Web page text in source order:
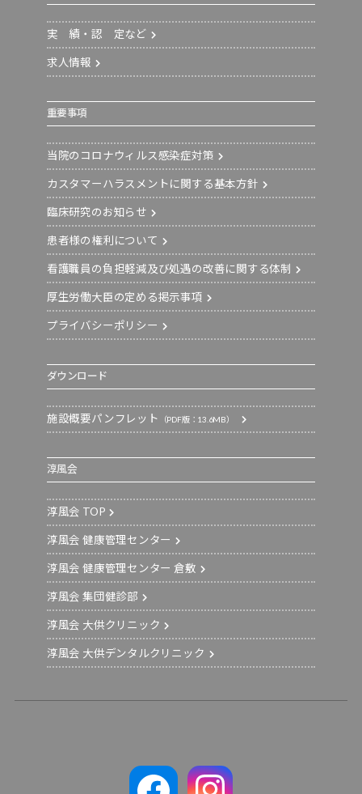
実 績・認 定など
求人情報
重要事項
当院のコロナウィルス感染症対策
カスタマーハラスメントに関する基本方針
臨床研究のお知らせ
患者様の権利について
看護職員の負担軽減及び処遇の改善に関する体制
厚生労働大臣の定める掲示事項
プライバシーポリシー
ダウンロード
施設概要パンフレット （PDF版：13.6MB）
淳風会
淳風会 TOP
淳風会 健康管理センター
淳風会 健康管理センター 倉敷
淳風会 集団健診部
淳風会 大供クリニック
淳風会 大供デンタルクリニック